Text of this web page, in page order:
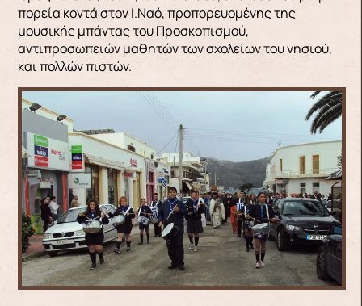
πορεία κοντά στον Ι.Ναό, προπορευομένης της
μουσικής μπάντας του Προσκοπισμού,
αντιπροσωπειών μαθητών των σχολείων του νησιού,
και πολλών πιστών.